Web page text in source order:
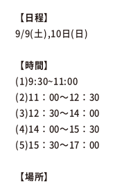
【日程】
9/9(土),10日(日)
【時間】
(1)9:30~11:00
(2)11：00～12：30
(3)12：30～14：00
(4)14：00～15：30
(5)15：30～17：00
【場所】